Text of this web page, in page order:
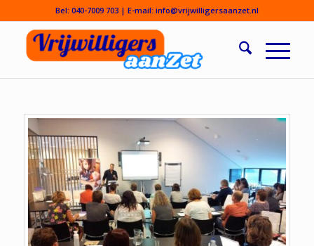
Bel: 040-7009 703| E-mail: info@vrijwilligersaanzet.nl